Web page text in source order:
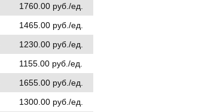
1760.00 руб./ед.
1465.00 руб./ед.
1230.00 руб./ед.
1155.00 руб./ед.
1655.00 руб./ед.
1300.00 руб./ед.